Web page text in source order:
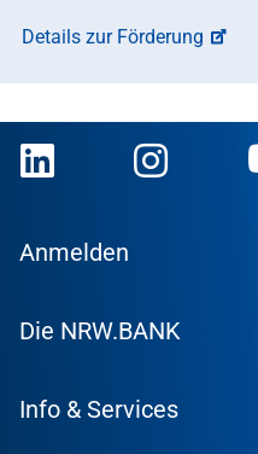
Details zur Förderung
Anmelden
Kundenportal
Die NRW.BANK
Presse
Info & Services